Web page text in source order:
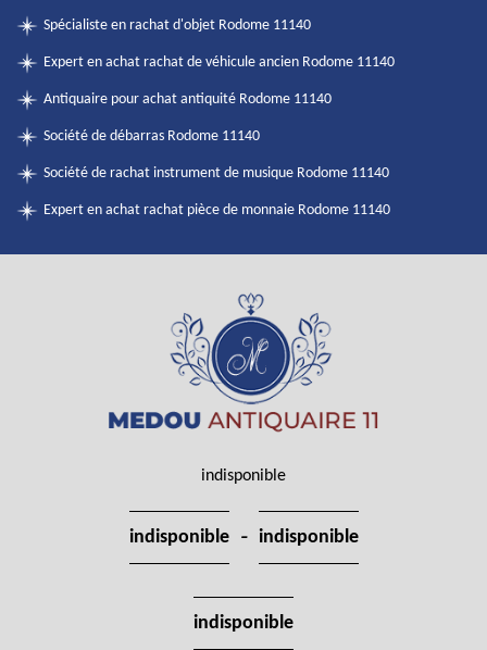
Spécialiste en rachat d'objet Rodome 11140
Expert en achat rachat de véhicule ancien Rodome 11140
Antiquaire pour achat antiquité Rodome 11140
Société de débarras Rodome 11140
Société de rachat instrument de musique Rodome 11140
Expert en achat rachat pièce de monnaie Rodome 11140
indisponible
indisponible - indisponible
indisponible